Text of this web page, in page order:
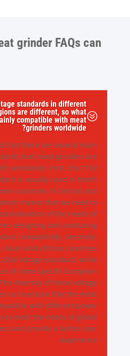
grinder FAQs can
?
standards in different
are different, so what
compatible with meat
grinders worldwide?
that there are several main
that meat grinders are
worldwide. First, the 110V
is usually used in North
countries in Central and
means that we need to
of the needs of
designing and producing
compatibility. Secondly,
Asian and African countries
voltage standard, while
of some specific European
diversity of these voltage
us to ensure that the meat
with different power
to meet the needs of global
and provide a better user
experience.